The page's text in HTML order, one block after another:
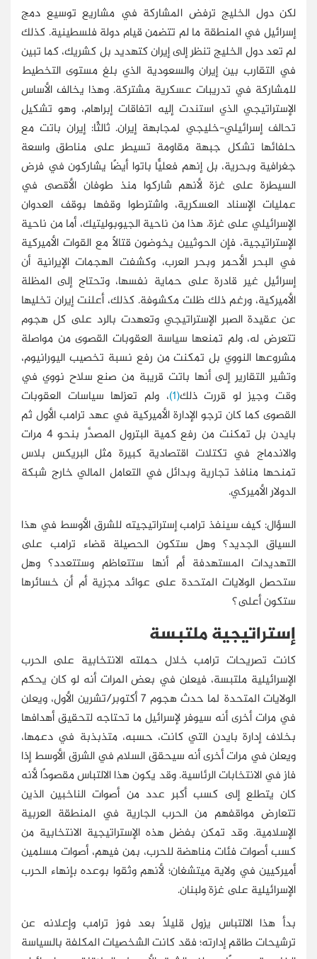
لكن دول الخليج ترفض المشاركة في مشاريع توسيع دمج
إسرائيل في المنطقة ما لم تتضمن قيام دولة فلسطينية. كذلك
لم تعد دول الخليج تنظر إلى إيران كتهديد بل كشريك، كما تبين
في التقارب بين إيران والسعودية الذي بلغ مستوى التخطيط
للمشاركة في تدريبات عسكرية مشتركة. وهذا يخالف الأساس
الإستراتيجي الذي استندت إليه اتفاقات إبراهام، وهو تشكيل
تحالف إسرائيلي-خليجي لمجابهة إيران. ثالثًا: إيران باتت مع
حلفائها تشكل جبهة مقاومة تسيطر على مناطق واسعة
جغرافية وبحرية، بل إنهم فعليًّا باتوا أيضًا يشاركون في فرض
السيطرة على غزة لأنهم شاركوا منذ طوفان الأقصى في
عمليات الإسناد العسكرية، واشترطوا وقفها بوقف العدوان
الإسرائيلي على غزة. هذا من ناحية الجيوبوليتيك، أما من ناحية
الإستراتيجية، فإن الحوثيين يخوضون قتالًا مع القوات الأميركية
في البحر الأحمر وبحر العرب، وكشفت الهجمات الإيرانية أن
إسرائيل غير قادرة على حماية نفسها، وتحتاج إلى المظلة
الأميركية، ورغم ذلك ظلت مكشوفة. كذلك، أعلنت إيران تخليها
عن عقيدة الصبر الإستراتيجي وتعهدت بالرد على كل هجوم
تتعرض له، ولم تمنعها سياسة العقوبات القصوى من مواصلة
مشروعها النووي بل تمكنت من رفع نسبة تخصيب اليورانيوم،
وتشير التقارير إلى أنها باتت قريبة من صنع سلاح نووي في
وقت وجيز لو قررت ذلك(1) ، ولم تعزلها سياسات العقوبات
القصوى كما كان ترجو الإدارة الأميركية في عهد ترامب الأول ثم
بايدن بل تمكنت من رفع كمية البترول المصدَّر بنحو 4 مرات
والاندماج في تكتلات اقتصادية كبيرة مثل البريكس بلاس
تمنحها منافذ تجارية وبدائل في التعامل المالي خارج شبكة
الدولار الأميركي.
السؤال: كيف سينفذ ترامب إستراتيجيته للشرق الأوسط في هذا
السياق الجديد؟ وهل ستكون الحصيلة قضاء ترامب على
التهديدات المستهدفة أم أنها ستتعاظم وستتعدد؟ وهل
ستحصل الولايات المتحدة على عوائد مجزية أم أن خسائرها
ستكون أعلى؟
إستراتيجية ملتبسة
كانت تصريحات ترامب خلال حملته الانتخابية على الحرب
الإسرائيلية ملتبسة، فيعلن في بعض المرات أنه لو كان يحكم
الولايات المتحدة لما حدث هجوم 7 أكتوبر/تشرين الأول، ويعلن
في مرات أخرى أنه سيوفر لإسرائيل ما تحتاجه لتحقيق أهدافها
بخلاف إدارة بايدن التي كانت، حسبه، متذبذبة في دعمها،
ويعلن في مرات أخرى أنه سيحقق السلام في الشرق الأوسط إذا
فاز في الانتخابات الرئاسية. وقد يكون هذا الالتباس مقصودًا لأنه
كان يتطلع إلى كسب أكبر عدد من أصوات الناخبين الذين
تتعارض مواقفهم من الحرب الجارية في المنطقة العربية
الإسلامية. وقد تمكن بفضل هذه الإستراتيجية الانتخابية من
كسب أصوات فئات مناهضة للحرب، بمن فيهم، أصوات مسلمين
أميركيين في ولاية ميتشغان؛ لأنهم وثقوا بوعده بإنهاء الحرب
الإسرائيلية على غزة ولبنان.
بدأ هذا الالتباس يزول قليلًا بعد فوز ترامب وإعلانه عن
ترشيحات طاقم إدارته؛ فقد كانت الشخصيات المكلفة بالسياسة